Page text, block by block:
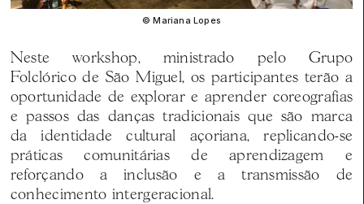
© Mariana Lopes
Neste workshop, ministrado pelo Grupo
Folclórico de São Miguel, os participantes terão a
oportunidade de explorar e aprender coreografias
e passos das danças tradicionais que são marca
da identidade cultural açoriana, replicando-se
práticas comunitárias de aprendizagem e
reforçando a inclusão e a transmissão de
conhecimento intergeracional.